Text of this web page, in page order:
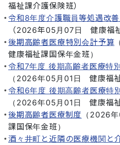
福祉課介護保険班）
令和8年度介護職員等処遇改
（2026年05月07日 健康福
後期高齢者医療特別会計予算
健康福祉課国保年金班）
令和7年度 後期高齢者医療特
（ 2026年05月01日 健康福
令和6年度 後期高齢者医療特
（ 2026年05月01日 健康福
後期高齢者医療制度 （ 2026年
課国保年金班）
酒々井町と近隣の医療機関と